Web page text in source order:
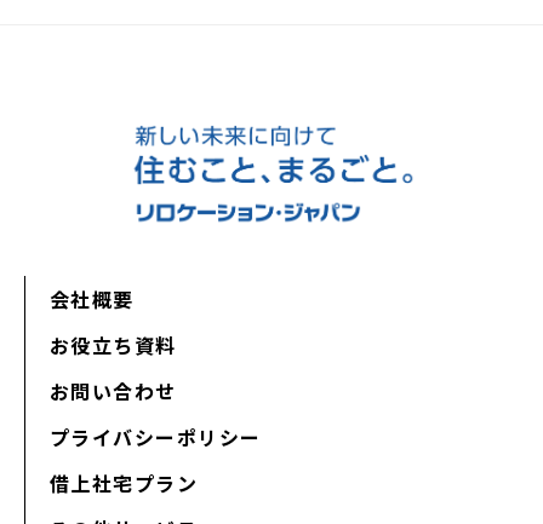
会社概要
お役立ち資料
お問い合わせ
プライバシーポリシー
借上社宅プラン